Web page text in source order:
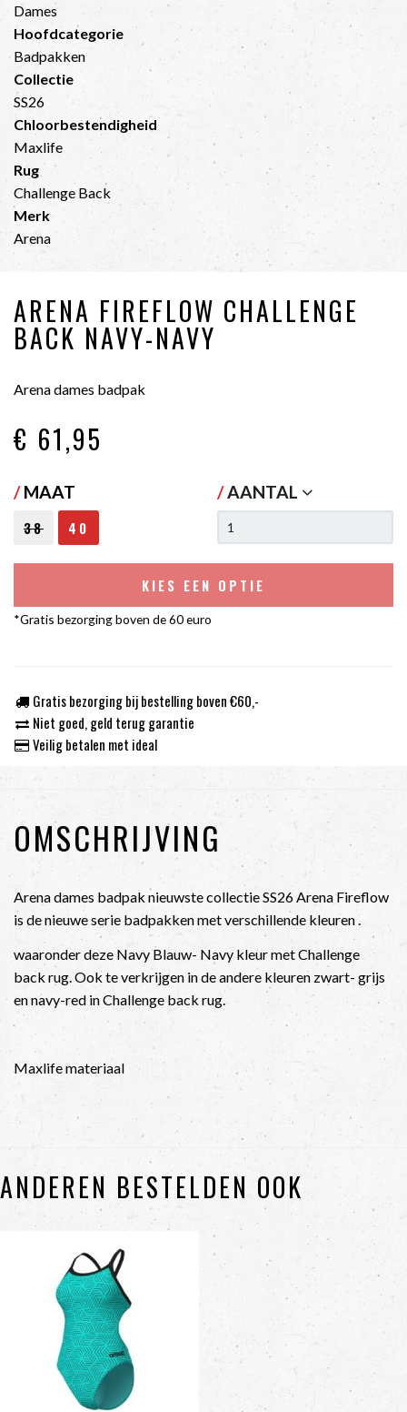
Dames
Hoofdcategorie
Badpakken
Collectie
SS26
Chloorbestendigheid
Maxlife
Rug
Challenge Back
Merk
Arena
ARENA FIREFLOW CHALLENGE
BACK NAVY-NAVY
Arena dames badpak
€ 61,95
/MAAT
38 40
/AANTAL
KIES EEN OPTIE
*Gratis bezorging boven de 60 euro
Gratis bezorging bij bestelling boven €60,-
Niet goed, geld terug garantie
Veilig betalen met ideal
OMSCHRIJVING
Arena dames badpak nieuwste collectie SS26 Arena Fireflow
is de nieuwe serie badpakken met verschillende kleuren .
waaronder deze Navy Blauw- Navy kleur met Challenge
back rug. Ook te verkrijgen in de andere kleuren zwart- grijs
en navy-red in Challenge back rug.
Maxlife materiaal
ANDEREN BESTELDEN OOK